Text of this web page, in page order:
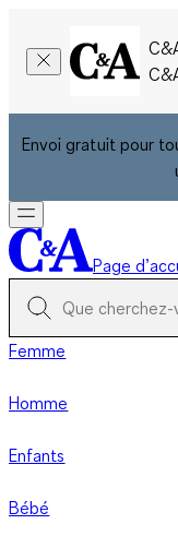
Envoi gratuit pour
Page
Femme
Homme
Enfants
Bébé